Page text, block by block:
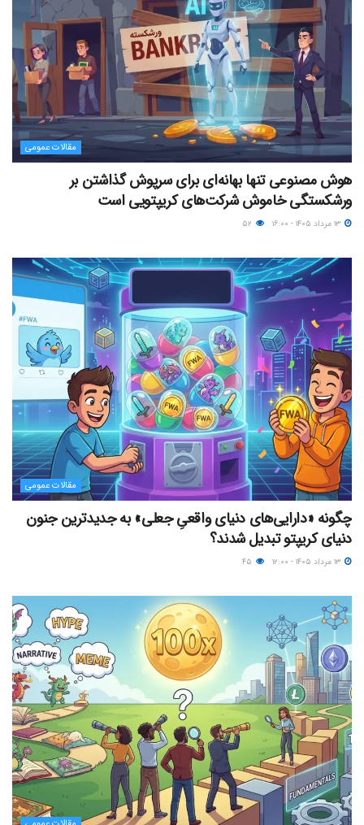
مقالات عمومی
هوش مصنوعی تنها بهانه‌ای برای سرپوش گذاشتن بر
ورشکستگی خاموش شرکت‌های کریپتویی است
مقالات عمومی
چگونه «دارایی‌های دنیای واقعیِ جعلی» به جدیدترین جنون
دنیای کریپتو تبدیل شدند؟